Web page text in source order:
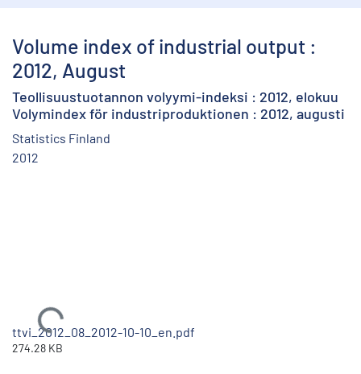
Volume index of industrial output :
2012, August
Teollisuustuotannon volyymi-indeksi : 2012, elokuu
Volymindex för industriproduktionen : 2012, augusti
Statistics Finland
2012
Ladataan...
ttvi_2012_08_2012-10-10_en.pdf
274.28 KB